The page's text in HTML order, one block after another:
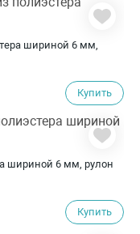
шириной 6 мм,
Купить
шириной 6 мм, рулон
Купить